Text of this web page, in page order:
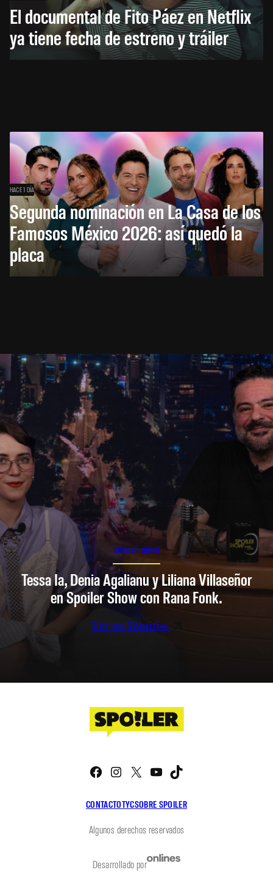
El documental de Fito Páez en Netflix
ya tiene fecha de estreno y tráiler
HACE 1 DÍA
Segunda nominación en La Casa de los
Famosos México 2026: así quedó la
placa
SPOILER SHOW
Tessa Ia, Denia Agalianu y Liliana Villaseñor
en Spoiler Show con Rana Fonk.
Ver en Youtube
CONTACTOTYCSOBRE SPOILER
Facebook
Instagram
X YouTube
Algunos derechos reservados
Desarrollado por